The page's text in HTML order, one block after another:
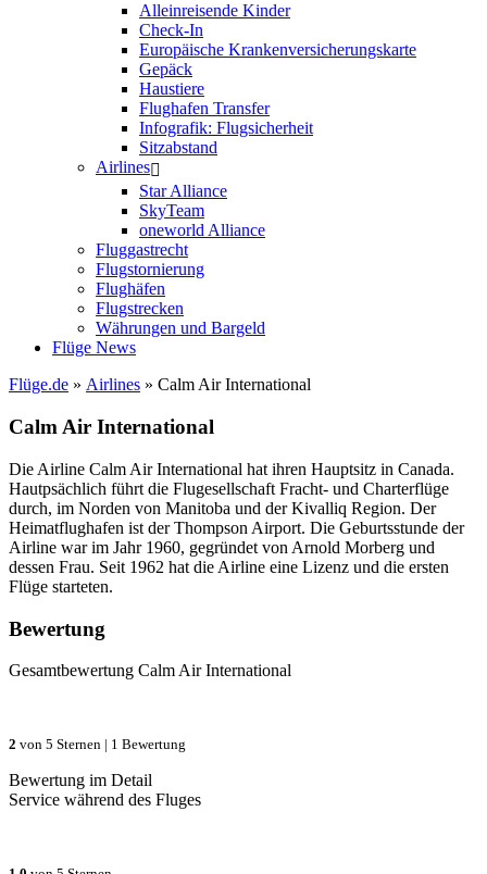
Alleinreisende Kinder
Check-In
Europäische Krankenversicherungskarte
Gepäck
Haustiere
Flughafen Transfer
Infografik: Flugsicherheit
Sitzabstand
Airlines
Star Alliance
SkyTeam
oneworld Alliance
Fluggastrecht
Flugstornierung
Flughäfen
Flugstrecken
Währungen und Bargeld
Flüge News
Flüge.de » Airlines » Calm Air International
Calm Air International
Die Airline Calm Air International hat ihren Hauptsitz in Canada.
Hautpsächlich führt die Flugesellschaft Fracht- und Charterflüge
durch, im Norden von Manitoba und der Kivalliq Region. Der
Heimatflughafen ist der Thompson Airport. Die Geburtsstunde der
Airline war im Jahr 1960, gegründet von Arnold Morberg und
dessen Frau. Seit 1962 hat die Airline eine Lizenz und die ersten
Flüge starteten.
Bewertung
Gesamtbewertung Calm Air International
2 von 5 Sternen | 1 Bewertung
Bewertung im Detail
Service während des Fluges